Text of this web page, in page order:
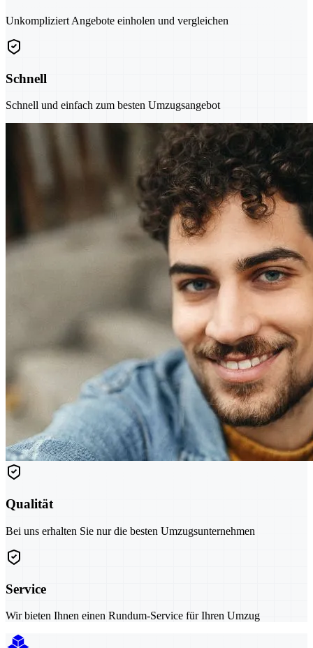
Unkompliziert Angebote einholen und vergleichen
Schnell
Schnell und einfach zum besten Umzugsangebot
Qualität
Bei uns erhalten Sie nur die besten Umzugsunternehmen
Service
Wir bieten Ihnen einen Rundum-Service für Ihren Umzug